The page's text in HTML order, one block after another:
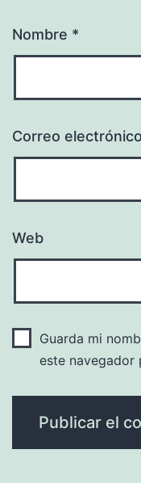
Nombre *
Correo electrónico
Web
Guarda mi
este navegador